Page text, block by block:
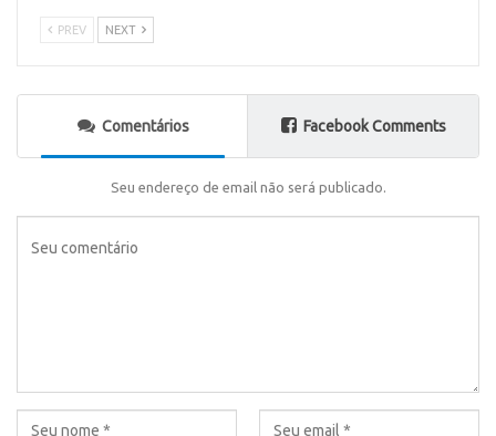
PREV NEXT
Comentários Facebook Comments
Seu endereço de email não será publicado.